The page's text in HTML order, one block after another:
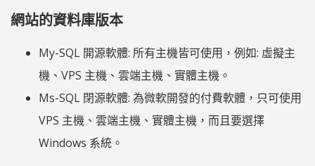
網站的資料庫版本
My-SQL 開源軟體: 所有主機皆可使用，例如: 虛擬主
機、VPS 主機、雲端主機、實體主機。
Ms-SQL 閉源軟體: 為微軟開發的付費軟體，只可使用
VPS 主機、雲端主機、實體主機，而且要選擇
Windows 系統。